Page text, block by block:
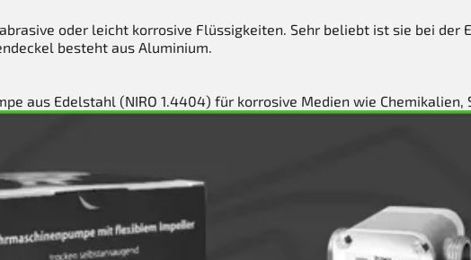
oder leicht korrosive Flüssigkeiten. Sehr beliebt ist sie bei
besteht aus Aluminium.
aus Edelstahl (NIRO 1.4404) für korrosive Medien wie Chemikalien,